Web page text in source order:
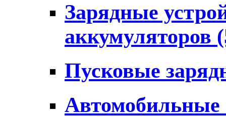
Зарядные
аккумуляторов
Пусковые